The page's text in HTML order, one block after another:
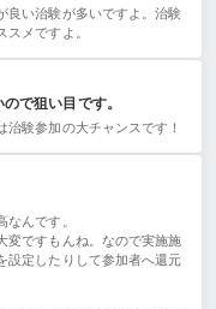
良い治験が多いですよ。治験
メですよ。
で狙い目です。
験参加の大チャンスです！
んです。
変ですもんね。なので実施施
設定したりして参加者へ還元